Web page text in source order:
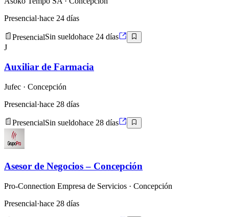
Presencial·hace 24 días
PresencialSin sueldohace 24 días
J
Auxiliar de Farmacia
Jufec · Concepción
Presencial·hace 28 días
PresencialSin sueldohace 28 días
Asesor de Negocios – Concepción
Pro-Connection Empresa de Servicios · Concepción
Presencial·hace 28 días